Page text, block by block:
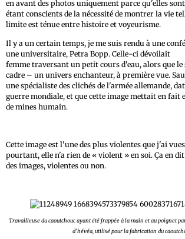
en avant des photos uniquement parce qu'elles
étant conscients de la nécessité de montrer la vie
limite est ténue entre histoire et voyeurisme.
Il y a un certain temps, je me suis rendu à une
une universitaire, Petra Bopp. Celle-ci dévoilait
femme traversant un petit cours d'eau, alors que
cadre – un univers enchanteur, à première vue.
une spécialiste des clichés de l'armée allemande,
guerre mondiale, et que cette image mettait en fait
de mines humain.
Cette image est l'une des plus violentes que j'ai
pourtant, elle n'a rien de « violent » en soi. Ça en
des images, violentes ou non.
Travailleuse du caoutchouc ayant été frappée à la main et au poignet
d'hévéa, utilisé pour la fabrication du